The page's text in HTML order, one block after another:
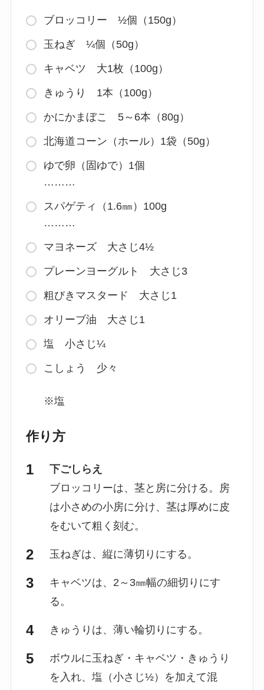
ブロッコリー ½個（150g）
玉ねぎ ¼個（50g）
キャベツ 大1枚（100g）
きゅうり 1本（100g）
かにかまぼこ 5～6本（80g）
北海道コーン（ホール）1袋（50g）
ゆで卵（固ゆで）1個
………
スパゲティ（1.6㎜）100g
………
マヨネーズ 大さじ4½
プレーンヨーグルト 大さじ3
粗びきマスタード 大さじ1
オリーブ油 大さじ1
塩 小さじ¼
こしょう 少々
※塩
作り方
下ごしらえ
ブロッコリーは、茎と房に分ける。房
は小さめの小房に分け、茎は厚めに皮
をむいて粗く刻む。
玉ねぎは、縦に薄切りにする。
キャベツは、2～3㎜幅の細切りにす
る。
きゅうりは、薄い輪切りにする。
ボウルに玉ねぎ・キャベツ・きゅうり
を入れ、塩（小さじ½）を加えて混